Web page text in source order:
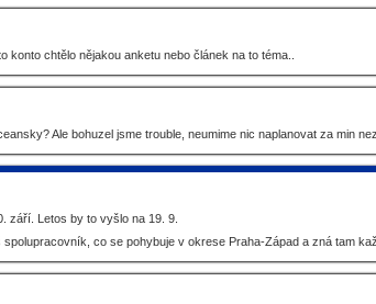
konto chtělo nějakou anketu nebo článek na to téma..
Ale bohuzel jsme trouble, neumime nic naplanovat za min
září. Letos by to vyšlo na 19. 9.
co se pohybuje v okrese Praha-Západ a zná tam